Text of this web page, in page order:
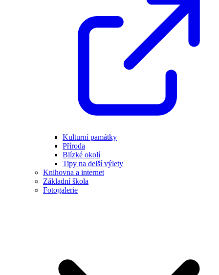
Kulturní památky
Příroda
Blízké okolí
Tipy na delší výlety
Knihovna a internet
Základní škola
Fotogalerie